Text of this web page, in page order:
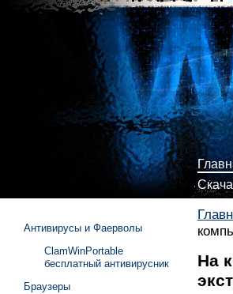
На
Антивирусы и Фаерволы
ClamWinPortable
бесплатный антивирусник
Браузеры